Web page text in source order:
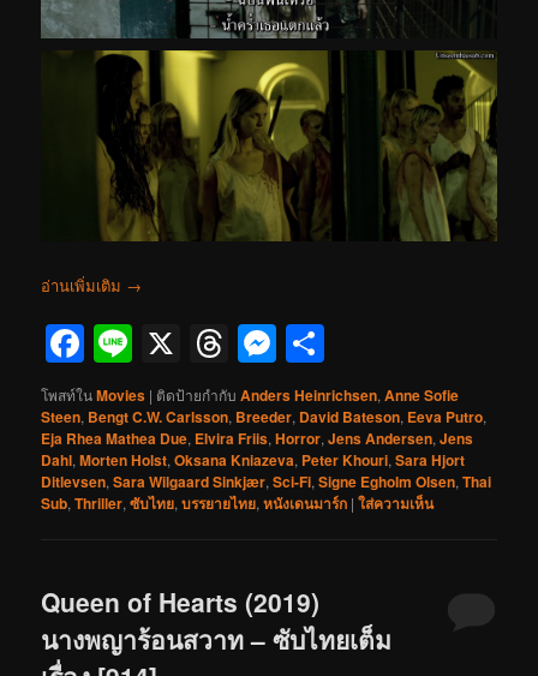
อ่านเพิ่มเติม →
Facebook
Line
X Threads
Messenger
โพสท์ในMovies | ติดป้ายกำกับ Anders Heinrichsen,Anne Sofie
Steen, Bengt C.W. Carlsson, Breeder, David Bateson, Eeva Putro,
Eja Rhea Mathea Due, Elvira Friis,Horror,Jens Andersen,Jens
Dahl,Morten Holst,Oksana Kniazeva, Peter Khouri,Sara Hjort
Ditlevsen,Sara Wilgaard Sinkjær,Sci-Fi,Signe Egholm Olsen,Thai
Sub,Thriller,ซับไทย,บรรยายไทย,หนังเดนมาร์ก |ใส่ความเห็น
Queen of Hearts (2019)
นางพญาร้อนสวาท – ซับไทยเต็ม